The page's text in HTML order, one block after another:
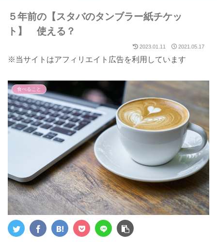
５年前の【スタバのタンブラー紙チケッ
ト】 使える？
2023.01.11 2021.05.17
※当サイトはアフィリエイト広告を利用しています
食べること